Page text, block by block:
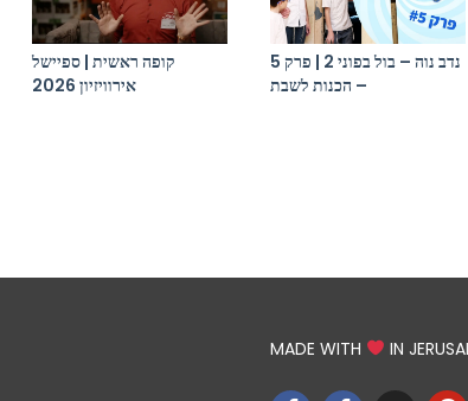
קופה ראשית | ספיישל
אירוויזיון 2026
נדב נוה – בול בפוני 2 | פרק 5
– הכנות לשבת
MADE WITH IN